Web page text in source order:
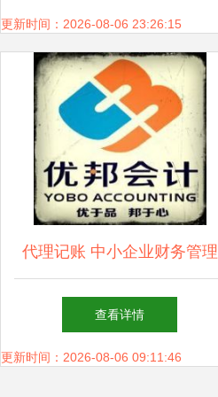
更新时间：2026-08-06 23:26:15
代理记账 中小企业财务管理
的智慧选择
查看详情
更新时间：2026-08-06 09:11:46